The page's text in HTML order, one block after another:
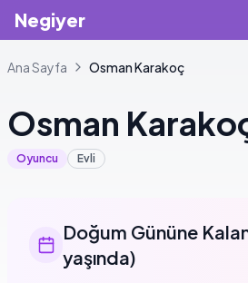
Negiyer
Ana Sayfa OsmanKarakoç
Osman
Oyuncu Evli
Doğum Gününe
yaşında)